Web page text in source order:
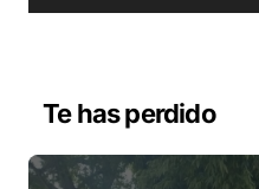
r
d
e
Te has perdido